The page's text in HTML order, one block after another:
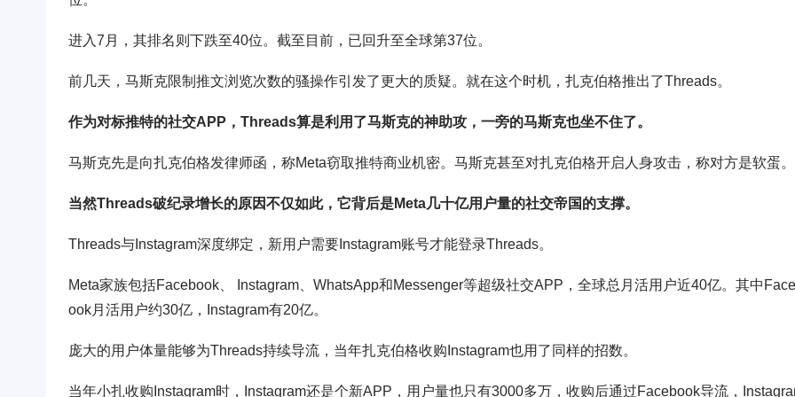
进入7月，其排名则下跌至40位。截至目前，已回升至全球第37位。
前几天，马斯克限制推文浏览次数的骚操作引发了更大的质疑。就在这个时机，扎克伯格推出了Threads。
作为对标推特的社交APP，Threads算是利用了马斯克的神助攻，一旁的马斯克也坐不住了。
马斯克先是向扎克伯格发律师函，称Meta窃取推特商业机密。马斯克甚至对扎克伯格开启人身攻击，称对方是软蛋。
当然Threads破纪录增长的原因不仅如此，它背后是Meta几十亿用户量的社交帝国的支撑。
Threads与Instagram深度绑定，新用户需要Instagram账号才能登录Threads。
Meta家族包括Facebook、 Instagram、WhatsApp和Messenger等超级社交APP，全球总月活用户近40亿。其中
ook月活用户约30亿，Instagram有20亿。
庞大的用户体量能够为Threads持续导流，当年扎克伯格收购Instagram也用了同样的招数。
当年小扎收购Instagram时，Instagram还是个新APP，用户量也只有3000多万，收购后通过Facebook导流，